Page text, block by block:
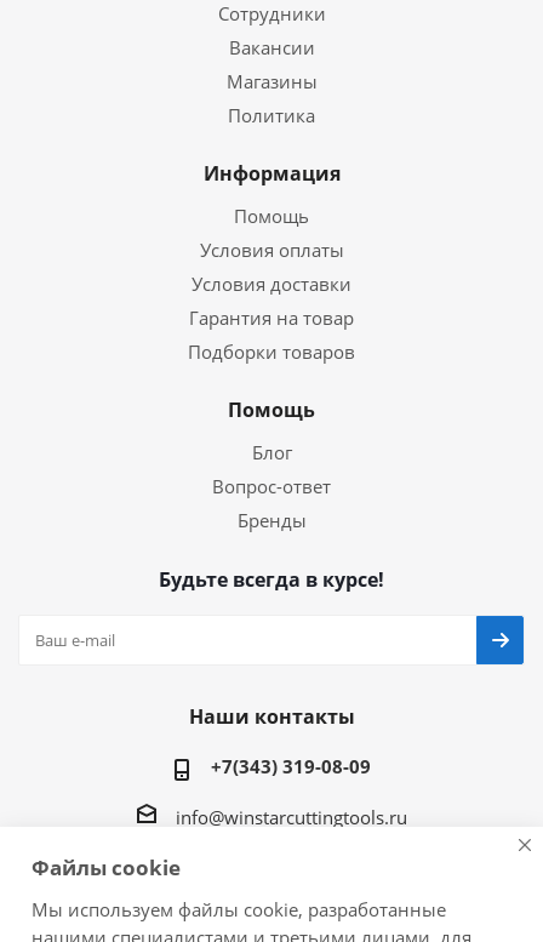
Сотрудники
Вакансии
Магазины
Политика
Информация
Помощь
Условия оплаты
Условия доставки
Гарантия на товар
Подборки товаров
Помощь
Блог
Вопрос-ответ
Бренды
Будьте всегда в курсе!
Наши контакты
+7(343) 319-08-09
info@winstarcuttingtools.ru
г.Екатеринбург ул. Фурманова 109, офис 604
Файлы cookie
Мы используем файлы cookie, разработанные
нашими специалистами и третьими лицами, для